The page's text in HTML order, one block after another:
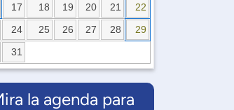
17 18 19 20 21
22
24 25 26 27 28
29
31
la agenda para